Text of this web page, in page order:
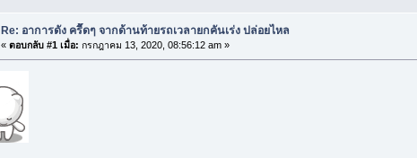
Re: อาการดัง ครื๊ดๆ จากด้านท้ายรถเวลายกคันเร่ง ปล่อยไหล
«ตอบกลับ #1 เมื่อ: กรกฎาคม 13, 2020, 08:56:12 am »